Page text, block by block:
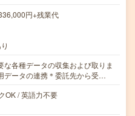
円+残業代
な各種データの収集および取りま
データの連携＊委託先から受…
OK / 英語力不要